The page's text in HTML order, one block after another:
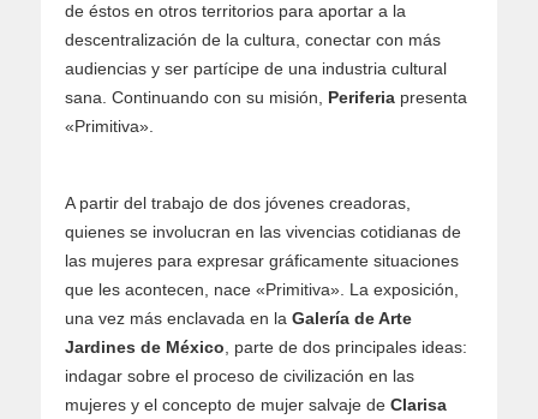
de éstos en otros territorios para aportar a la
descentralización de la cultura, conectar con más
audiencias y ser partícipe de una industria cultural
sana. Continuando con su misión, Periferia presenta
«Primitiva».
A partir del trabajo de dos jóvenes creadoras,
quienes se involucran en las vivencias cotidianas de
las mujeres para expresar gráficamente situaciones
que les acontecen, nace «Primitiva». La exposición,
una vez más enclavada en la Galería de Arte
Jardines de México , parte de dos principales ideas:
indagar sobre el proceso de civilización en las
mujeres y el concepto de mujer salvaje de Clarisa